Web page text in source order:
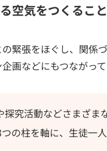
空気をつくること
緊張をほぐし、関係
画などにもつながって
探究活動などさまざま
つの柱を軸に、生徒一